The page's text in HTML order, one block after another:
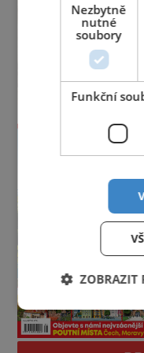
Nezbytně
nutné
soubory
Funkční
ZOBRAZIT